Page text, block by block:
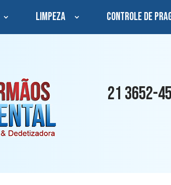
Limpeza Controle de
21 3652-